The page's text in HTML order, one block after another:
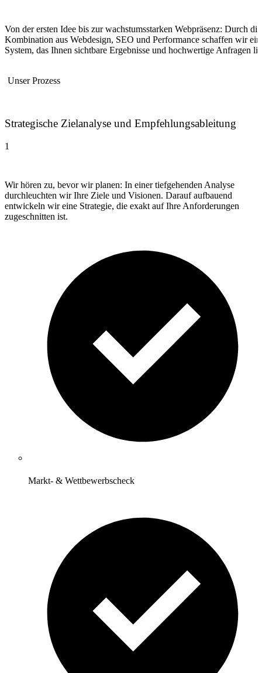
Von der ersten Idee bis zur wachstumsstarken Webpräsenz: Durch die
Kombination aus Webdesign, SEO und Performance schaffen wir ein
System, das Ihnen sichtbare Ergebnisse und hochwertige Anfragen
Unser Prozess
Strategische Zielanalyse und Empfehlungsableitung
1
Wir hören zu, bevor wir planen: In einer tiefgehenden Analyse
durchleuchten wir Ihre Ziele und Visionen. Darauf aufbauend
entwickeln wir eine Strategie, die exakt auf Ihre Anforderungen
zugeschnitten ist.
Markt- & Wettbewerbscheck